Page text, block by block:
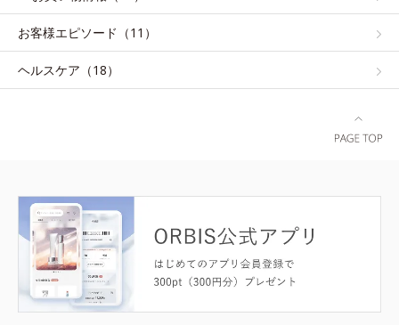
お客様エピソード（11）
ヘルスケア（18）